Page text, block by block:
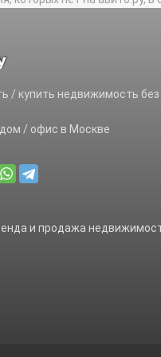
/ купить недвижимость без
/ офис в Москве